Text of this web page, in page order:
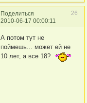
Поделиться
26
2010-06-17 00:00:11
А потом тут не
поймешь... может ей не
10 лет, а все 18?